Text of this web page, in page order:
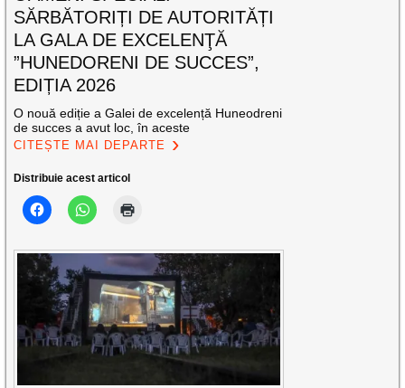
SĂRBĂTORIȚI DE AUTORITĂȚI
LA GALA DE EXCELENŢĂ
”HUNEDORENI DE SUCCES”,
EDIȚIA 2026
O nouă ediție a Galei de excelență Huneodreni
de succes a avut loc, în aceste
CITEȘTE MAI DEPARTE
Distribuie acest articol